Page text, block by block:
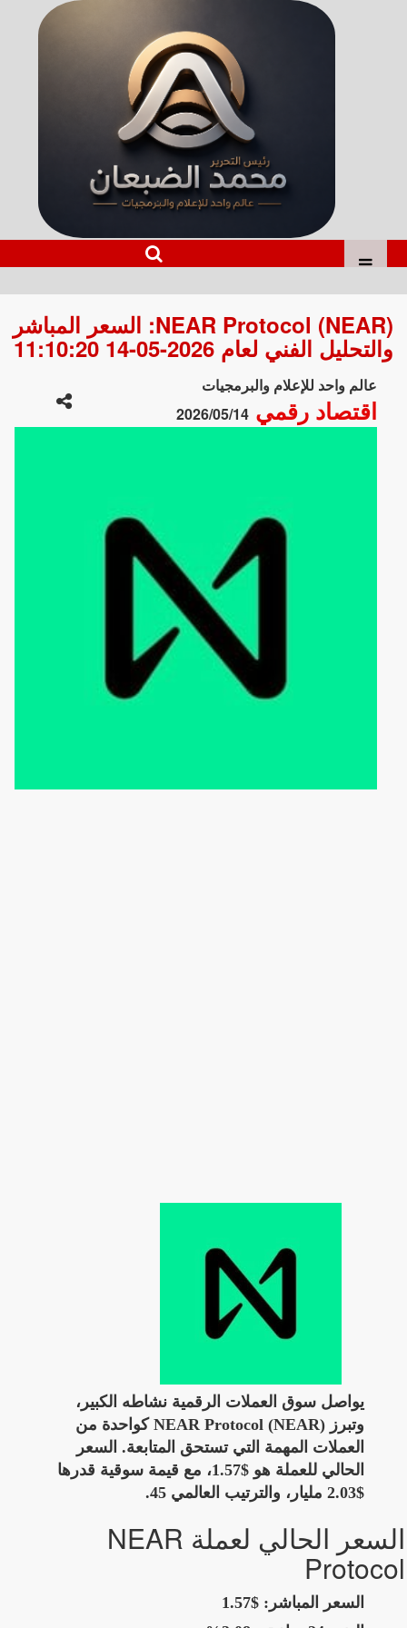
NEAR Protocol (NEAR): السعر المباشر
والتحليل الفني لعام 2026-05-14 11:10:20
عالم واحد للإعلام والبرمجيات
اقتصاد رقمي2026/05/14
يواصل سوق العملات الرقمية نشاطه الكبير،
وتبرز NEAR Protocol (NEAR) كواحدة من
العملات المهمة التي تستحق المتابعة. السعر
الحالي للعملة هو $1.57، مع قيمة سوقية قدرها
$2.03 مليار، والترتيب العالمي 45.
السعر الحالي لعملة NEAR
Protocol
السعر المباشر: $1.57